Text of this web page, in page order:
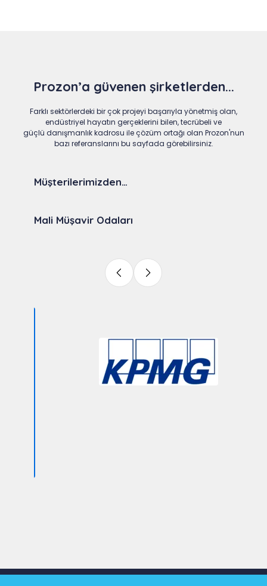
Prozon’a güvenen şirketlerden...
Farklı sektörlerdeki bir çok projeyi başarıyla yönetmiş olan,
endüstriyel hayatın gerçeklerini bilen, tecrübeli ve
güçlü danışmanlık kadrosu ile çözüm ortağı olan Prozon'nun
bazı referanslarını bu sayfada görebilirsiniz.
Müşterilerimizden…
Mali Müşavir Odaları